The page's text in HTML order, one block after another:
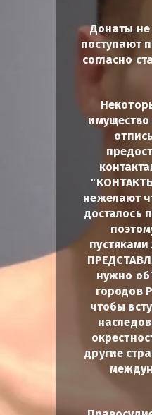
Донаты
поступают
согласно
нежелают
досталось
нужно
городов
чтобы
другие